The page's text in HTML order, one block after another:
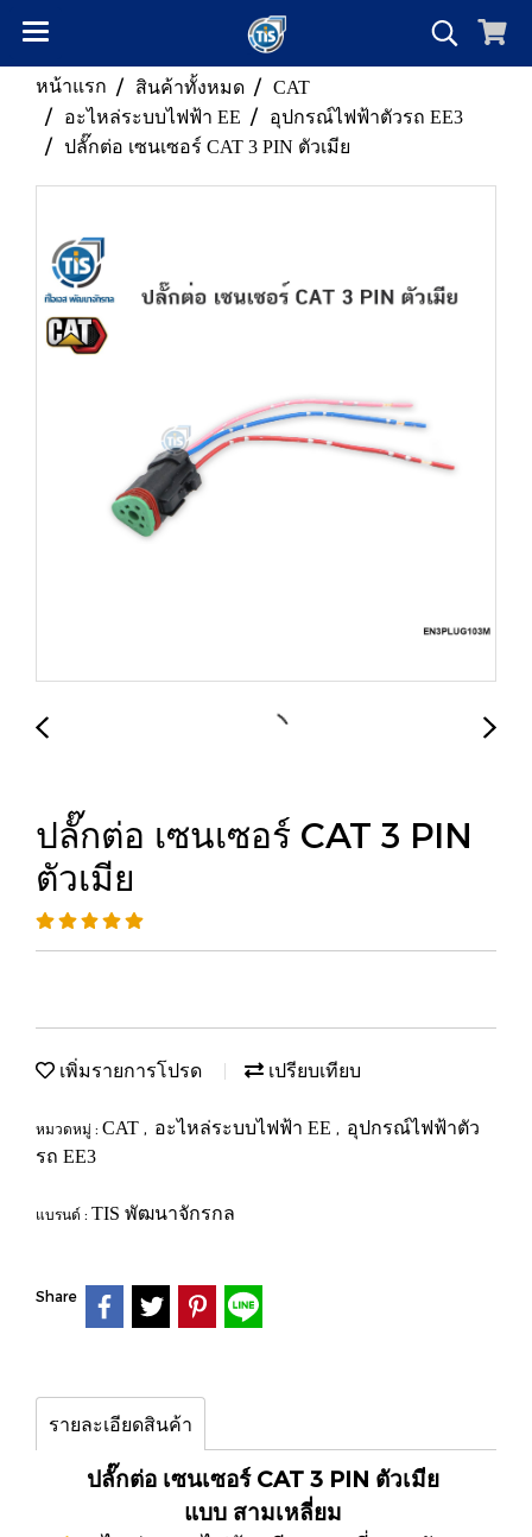
หน้าแรก สินค้าทั้งหมด
CAT
อะไหล่ระบบไฟฟ้า EE
อุปกรณ์ไฟฟ้าตัวรถ EE3
ปลั๊กต่อ เซนเซอร์ CAT 3 PIN ตัวเมีย
ปลั๊กต่อ เซนเซอร์ CAT 3 PIN
ตัวเมีย
เพิ่มรายการโปรด เปรียบเทียบ
หมวดหมู่ : CAT , อะไหล่ระบบไฟฟ้า EE , อุปกรณ์ไฟฟ้าตัว
รถ EE3
แบรนด์ : TIS พัฒนาจักรกล
Share
รายละเอียดสินค้า
ปลั๊กต่อ เซนเซอร์ CAT 3 PIN ตัวเมีย
แบบ สามเหลี่ยม